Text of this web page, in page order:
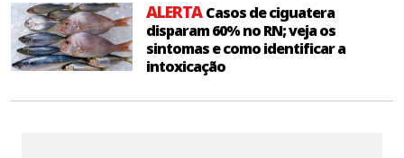
ALERTACasos de ciguatera
disparam 60% no RN; veja os
sintomas e como identificar a
intoxicação